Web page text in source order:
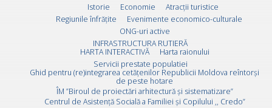
Istorie
Economie
Atracții turistice
Regiunile înfrățite
Evenimente economico-culturale
ONG-uri active
INFRASTRUCTURA RUTIERĂ
HARTA INTERACTIVĂ
Harta raionului
Servicii prestate populatiei
Ghid pentru (re)integrarea cetățenilor Republicii Moldova reîntorși
de peste hotare
ÎM ”Biroul de proiectări arhitectură și sistematizare”
Centrul de Asistență Socială a Familiei și Copilului ,, Credo”